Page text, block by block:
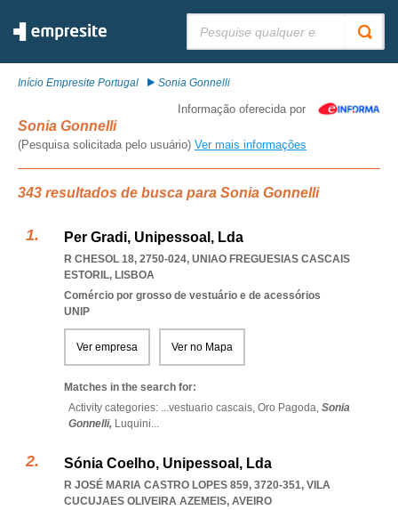
Início Empresite Portugal Sonia Gonnelli
Informação oferecida por
Sonia Gonnelli
(Pesquisa solicitada pelo usuário) Ver mais informações
343 resultados de busca para Sonia Gonnelli
Per Gradi, Unipessoal, Lda
R CHESOL 18, 2750-024, UNIAO FREGUESIAS CASCAIS
ESTORIL, LISBOA
Comércio por grosso de vestuário e de acessórios
UNIP
Ver empresa Ver no Mapa
Matches in the search for:
Activity categories: ...vestuario cascais, Oro Pagoda, Sonia
Gonnelli, Luquini...
Sónia Coelho, Unipessoal, Lda
R JOSÉ MARIA CASTRO LOPES 859, 3720-351, VILA
CUCUJAES OLIVEIRA AZEMEIS, AVEIRO